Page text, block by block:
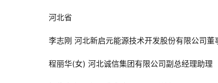
河北省
李志刚 河北新启元能源技术开发股份有限公司董
程丽华(女) 河北诚信集团有限公司副总经理助理